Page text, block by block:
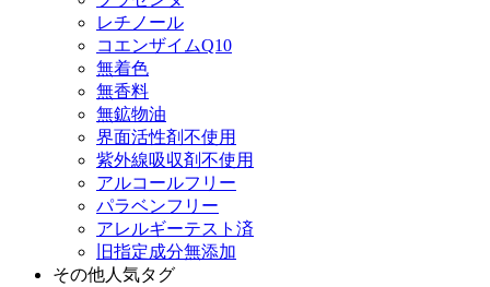
レチノール
コエンザイムQ10
無着色
無香料
無鉱物油
界面活性剤不使用
紫外線吸収剤不使用
アルコールフリー
パラベンフリー
アレルギーテスト済
旧指定成分無添加
その他人気タグ